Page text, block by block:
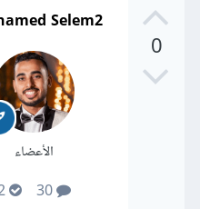
0
Selem2
الأعضاء
30
2